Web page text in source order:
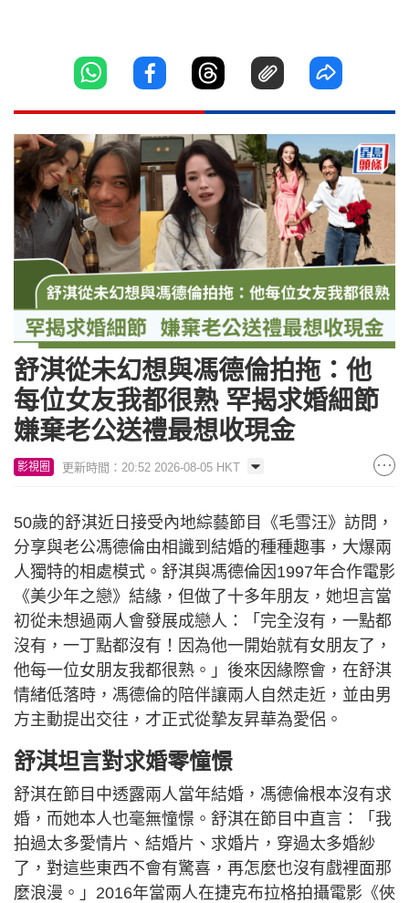
舒淇從未幻想與馮德倫拍拖：他
每位女友我都很熟 罕揭求婚細節
嫌棄老公送禮最想收現金
影視圈 更新時間：20:52 2026-08-05 HKT
50歲的舒淇近日接受內地綜藝節目《毛雪汪》訪問，
分享與老公馮德倫由相識到結婚的種種趣事，大爆兩
人獨特的相處模式。舒淇與馮德倫因1997年合作電影
《美少年之戀》結緣，但做了十多年朋友，她坦言當
初從未想過兩人會發展成戀人：「完全沒有，一點都
沒有，一丁點都沒有！因為他一開始就有女朋友了，
他每一位女朋友我都很熟。」後來因緣際會，在舒淇
情緒低落時，馮德倫的陪伴讓兩人自然走近，並由男
方主動提出交往，才正式從摯友昇華為愛侶。
舒淇坦言對求婚零憧憬
舒淇在節目中透露兩人當年結婚，馮德倫根本沒有求
婚，而她本人也毫無憧憬。舒淇在節目中直言：「我
拍過太多愛情片、結婚片、求婚片，穿過太多婚紗
了，對這些東西不會有驚喜，再怎麼也沒有戲裡面那
麼浪漫。」2016年當兩人在捷克布拉格拍攝電影《俠